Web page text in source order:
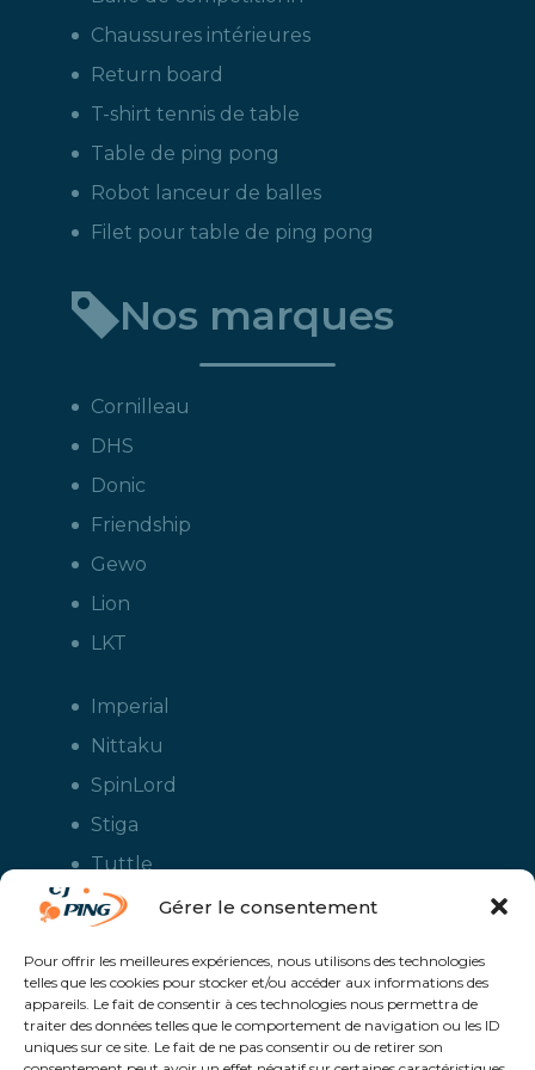
Gérer le consentement
Pour offrir les meilleures expériences, nous utilisons des technologies
telles que les cookies pour stocker et/ou accéder aux informations des
appareils. Le fait de consentir à ces technologies nous permettra de
traiter des données telles que le comportement de navigation ou les ID
uniques sur ce site. Le fait de ne pas consentir ou de retirer son
Chaussures intérieures
Return board
T-shirt tennis de table
Table de ping pong
Robot lanceur de balles
Filet pour table de ping pong
Nos marques
Cornilleau
DHS
Donic
Friendship
Gewo
Lion
LKT
Imperial
Nittaku
SpinLord
Stiga
Tuttle
Xiom